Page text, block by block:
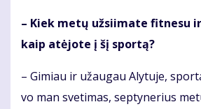
– Kiek me­tų už­si­i­ma­te fit­ne­su
kaip at­ėjo­te į šį spor­tą?
– Gi­miau ir už­au­gau Aly­tu­je,
vo man sve­ti­mas, sep­ty­ne­rius